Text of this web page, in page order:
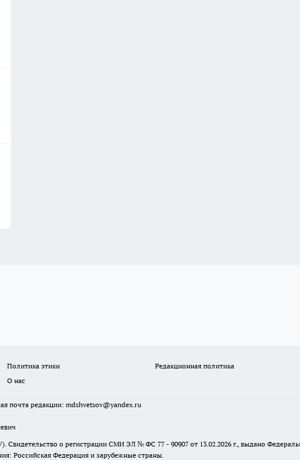
Политика этики
Редакционная политика
О нас
почта редакции: mdshvetsov@yandex.ru
о регистрации СМИ ЭЛ № ФС 77 - 90907 от 13.02.2026 г., выдано
Российская Федерация и зарубежные страны.